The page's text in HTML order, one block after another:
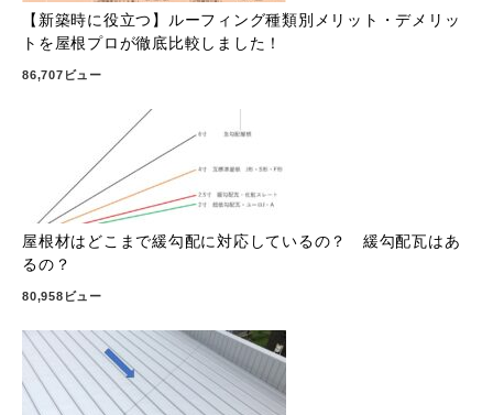
【新築時に役立つ】ルーフィング種類別メリット・デメリッ
トを屋根プロが徹底比較しました！
86,707ビュー
屋根材はどこまで緩勾配に対応しているの？ 緩勾配瓦はあ
るの？
80,958ビュー